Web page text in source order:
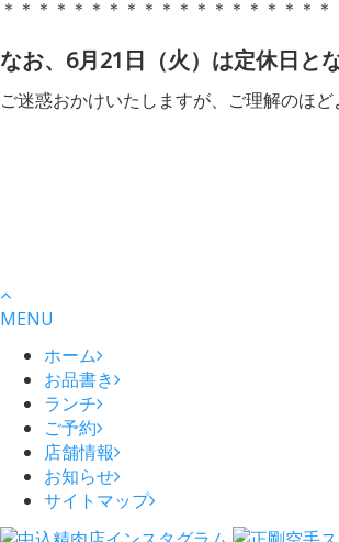
＊＊＊＊＊＊＊＊＊＊＊＊＊＊＊＊＊＊＊
なお、6月21日（火）は定休日と
ご迷惑おかけいたしますが、ご理解のほど
MENU
ホーム
お品書き
ランチ
ご予約
店舗情報
お知らせ
サイトマップ